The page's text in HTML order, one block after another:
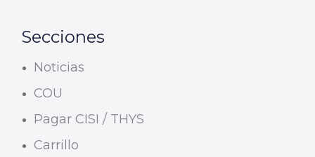
Secciones
Noticias
COU
Pagar CISI / THYS
Carrillo